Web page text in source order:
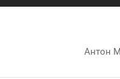
Перейти
Антон